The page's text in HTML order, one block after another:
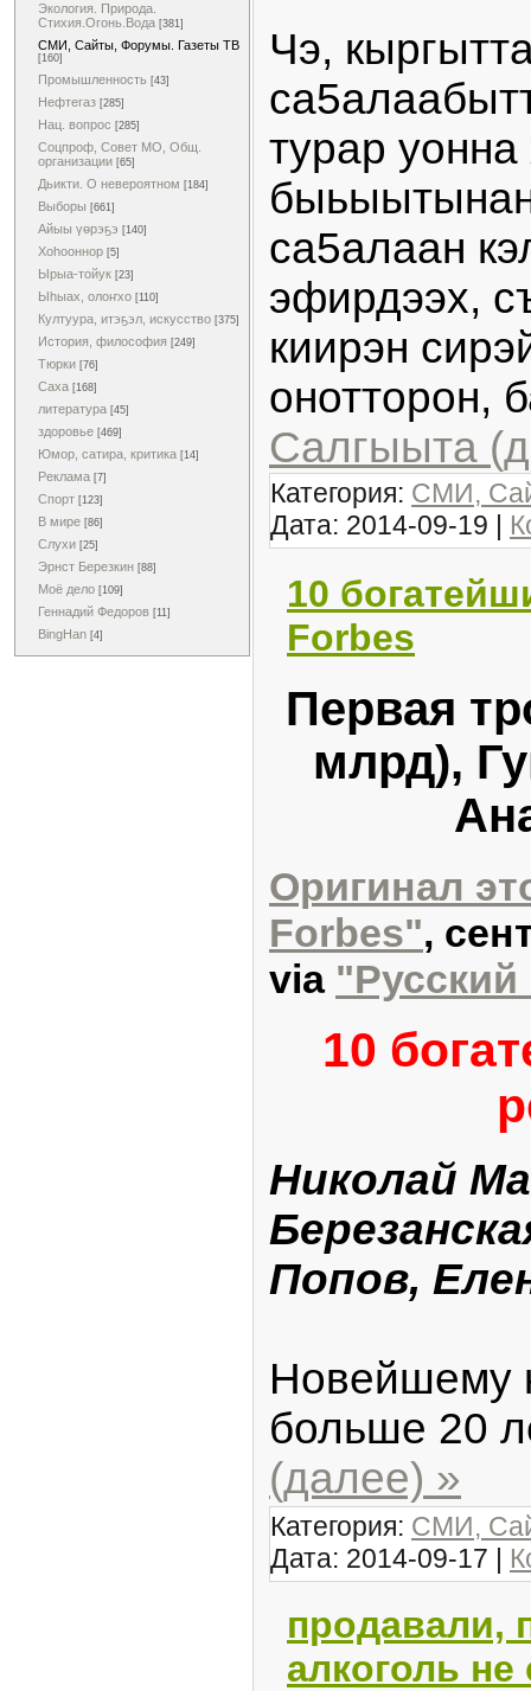
Экология. Природа.
Стихия.Огонь.Вода [381]
СМИ, Сайты, Форумы. Газеты ТВ
[160]
Промышленность [43]
Нефтегаз [285]
Нац. вопрос [285]
Соцпроф, Совет МО, Общ.
организации [65]
Дьикти. О невероятном [184]
Выборы [661]
Айыы үөрэҕэ [140]
Хоһооннор [5]
Ырыа-тойук [23]
Ыһыах, олоҥхо [110]
Култуура, итэҕэл, искусство [375]
История, философия [249]
Тюрки [76]
Саха [168]
литература [45]
здоровье [469]
Юмор, сатира, критика [14]
Реклама [7]
Спорт [123]
В мире [86]
Слухи [25]
Эрнст Березкин [88]
Моё дело [109]
Геннадий Федоров [11]
BingHan [4]
Чэ,
турар
са5алаан
эфирдээх,
киирэн
онотторон,
Салгыыта
Категория: СМИ,
Дата: 2014-09-19 |
10
Forbes
Первая
млрд),
Оригинал
Forbes",
via
10
Николай
Попов,
Новейшему
больше 20
(далее) »
Категория: СМИ,
Дата: 2014-09-17 |
продавали,
алкоголь